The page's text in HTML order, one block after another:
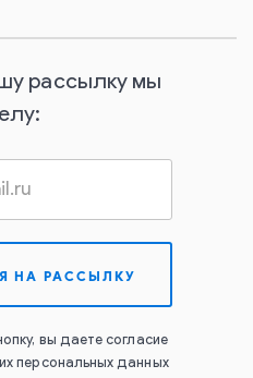
рассылку мы
вы даете согласие
персональных данных